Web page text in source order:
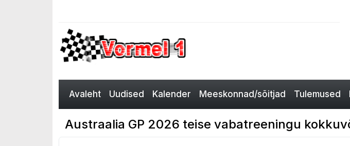
Avaleht Uudised Kalender Meeskonnad/sõitjad Tulemused
Austraalia GP 2026 teise vabatreeningu